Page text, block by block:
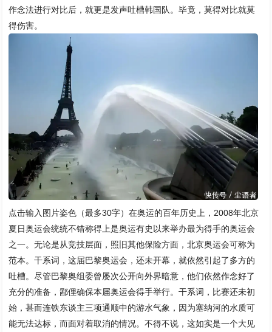
作念法进行对比后，就更是发声吐槽韩国队。毕竟，莫得对比就莫
得伤害。
点击输入图片姿色（最多30字）在奥运的百年历史上，2008年北京
夏日奥运会统统不错称得上是奥运有史以来举办最为得手的奥运会
之一。无论是从竞技层面，照旧其他保险方面，北京奥运会可称为
范本。干系词，这届巴黎奥运会，还未开幕，就依然引起了多方的
吐槽。尽管巴黎奥组委曾屡次公开向外界暗意，他们依然作念好了
充分的准备，鄙俚确保本届奥运会得手举行。干系词，比赛还未初
始，甚而连铁东谈主三项通顺中的游水气象，因为塞纳河的水质可
能无法达标，而面对着取消的情况。不得不说，这如实是一个大见